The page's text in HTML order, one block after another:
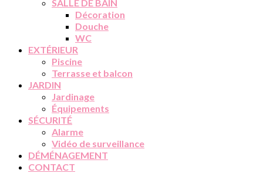
SALLE DE BAIN
Décoration
Douche
WC
EXTÉRIEUR
Piscine
Terrasse et balcon
JARDIN
Jardinage
Équipements
SÉCURITÉ
Alarme
Vidéo de surveillance
DÉMÉNAGEMENT
CONTACT